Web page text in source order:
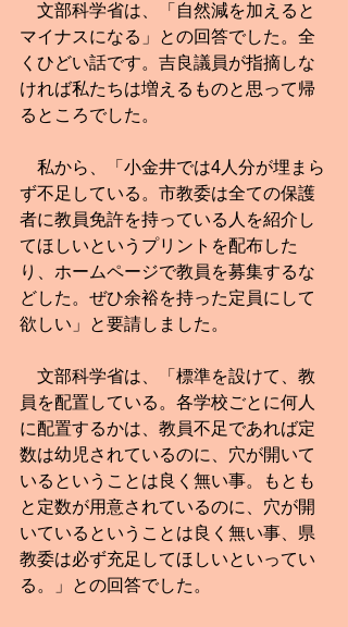
文部科学省は、「自然減を加えると
マイナスになる」との回答でした。全
くひどい話です。吉良議員が指摘しな
ければ私たちは増えるものと思って帰
るところでした。
私から、「小金井では4人分が埋まら
ず不足している。市教委は全ての保護
者に教員免許を持っている人を紹介し
てほしいというプリントを配布した
り、ホームページで教員を募集するな
どした。ぜひ余裕を持った定員にして
欲しい」と要請しました。
文部科学省は、「標準を設けて、教
員を配置している。各学校ごとに何人
に配置するかは、教員不足であれば定
数は幼児されているのに、穴が開いて
いるということは良く無い事。もとも
と定数が用意されているのに、穴が開
いているということは良く無い事、県
教委は必ず充足してほしいといってい
る。」との回答でした。